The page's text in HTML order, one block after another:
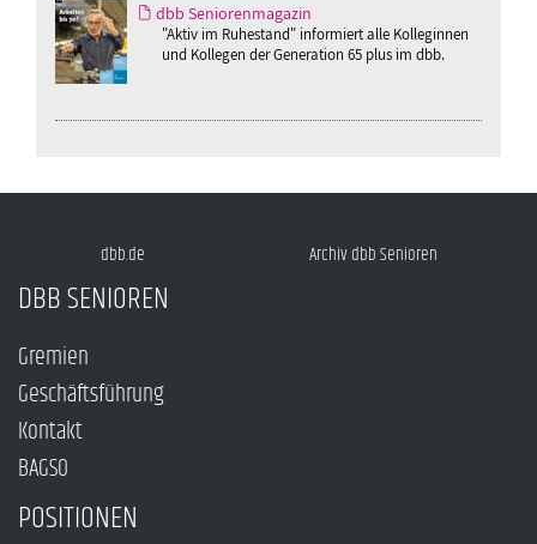
dbb Seniorenmagazin
"Aktiv im Ruhestand" informiert alle Kolleginnen
und Kollegen der Generation 65 plus im dbb.
dbb.de Archiv dbb Senioren
DBB SENIOREN
Gremien
Geschäftsführung
Kontakt
BAGSO
POSITIONEN